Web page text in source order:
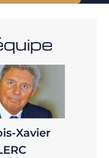
Xavier